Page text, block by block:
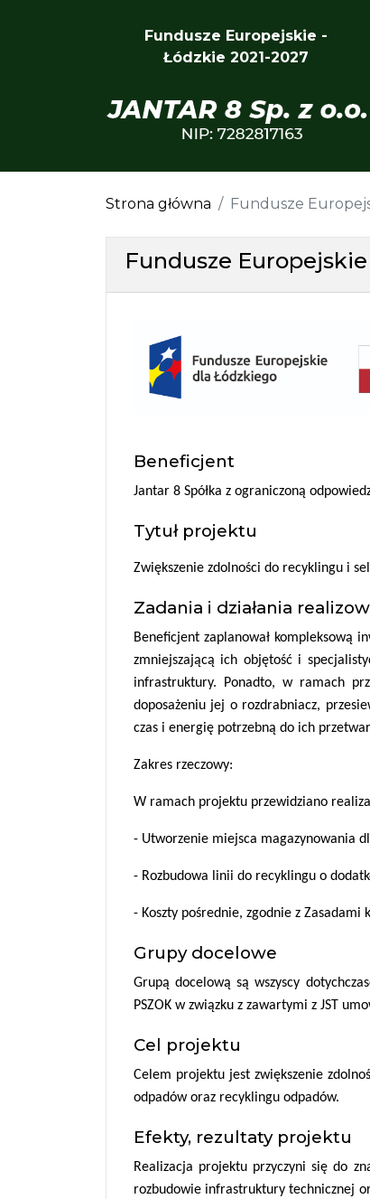
Fundusze Europejskie -
Łódzkie 2021-2027
Strona główna Fundusze
Fundusze
Beneficjent
Jantar 8 Spółka z ograniczoną
Tytuł projektu
Zwiększenie zdolności do recyklingu i
Zadania i działania
Beneficjent zaplanował kompleksową
zmniejszającą ich objętość i
infrastruktury. Ponadto, w ramach
doposażeniu jej o rozdrabniacz,
czas i energię potrzebną do ich
Zakres rzeczowy:
W ramach projektu przewidziano
- Utworzenie miejsca magazynowania
- Rozbudowa linii do recyklingu o
- Koszty pośrednie, zgodnie z
Grupy docelowe
Grupą docelową są wszyscy
PSZOK w związku z zawartymi z JST
Cel projektu
Celem projektu jest zwiększenie
odpadów oraz recyklingu odpadów.
Efekty, rezultaty projektu
Realizacja projektu przyczyni się do
rozbudowie infrastruktury technicznej